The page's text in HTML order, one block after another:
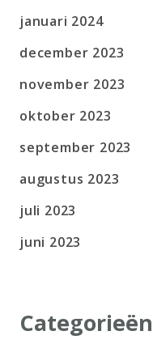
januari 2024
december 2023
november 2023
oktober 2023
september 2023
augustus 2023
juli 2023
juni 2023
Categorieën